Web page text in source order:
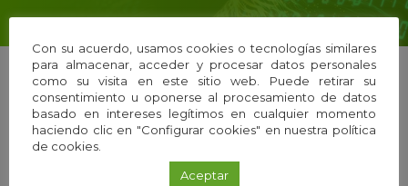
La Fundación Equipo
Con su acuerdo, usamos cookies o tecnologías similares
para almacenar, acceder y procesar datos personales
como su visita en este sitio web. Puede retirar su
consentimiento u oponerse al procesamiento de datos
basado en intereses legítimos en cualquier momento
haciendo clic en "Configurar cookies" en nuestra política
de cookies.
Aceptar